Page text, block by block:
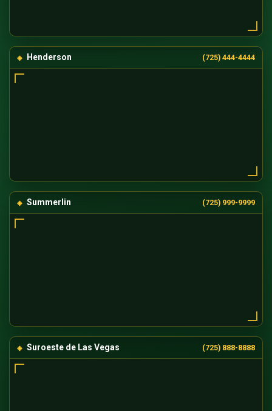
Henderson (725) 444-4444
Summerlin (725) 999-9999
Suroeste de Las Vegas (725) 888-8888